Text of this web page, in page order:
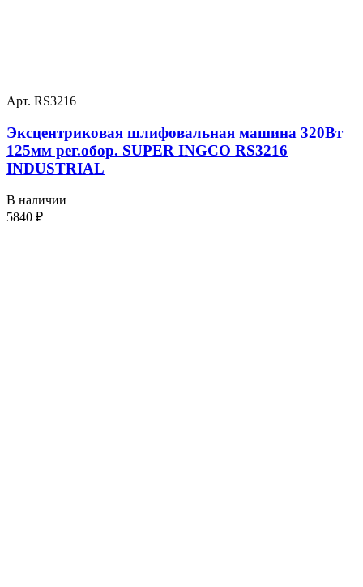
Арт. RS3216
Эксцентриковая шлифовальная машина 320Вт
125мм рег.обор. SUPER INGCO RS3216
INDUSTRIAL
В наличии
5840 ₽